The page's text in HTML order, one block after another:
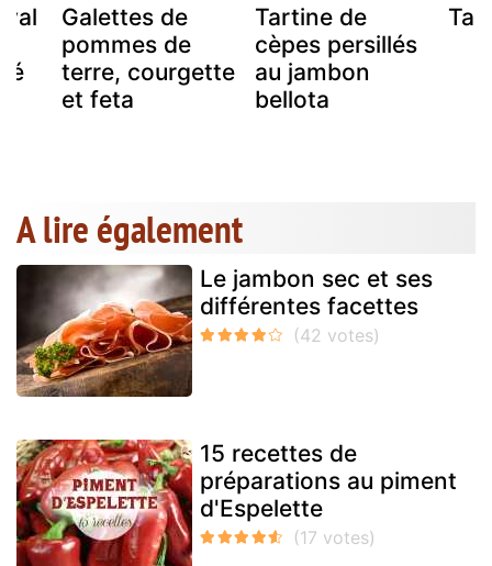
Galettes de
pommes de
terre, courgette
et feta
Tartine de
cèpes persillés
au jambon
bellota
A lire également
Le jambon sec et ses
différentes facettes
15 recettes de
préparations au piment
d'Espelette